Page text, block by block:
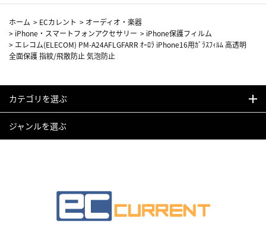
ホーム > ECカレント > オーディオ・楽器
> iPhone・スマートフォンアクセサリー > iPhone保護フィルム
> エレコム(ELECOM) PM-A24AFLGFARR ｵｰﾛﾗ iPhone16用ｶﾞﾗｽﾌｨﾙﾑ 高透明
全面保護 指紋/飛散防止 気泡防止
カテゴリを選ぶ
ジャンルを選ぶ